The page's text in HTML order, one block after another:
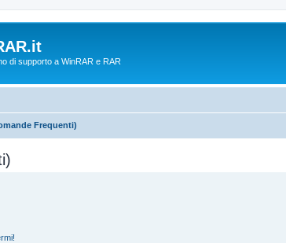
di supporto a WinRAR e RAR
Frequenti)